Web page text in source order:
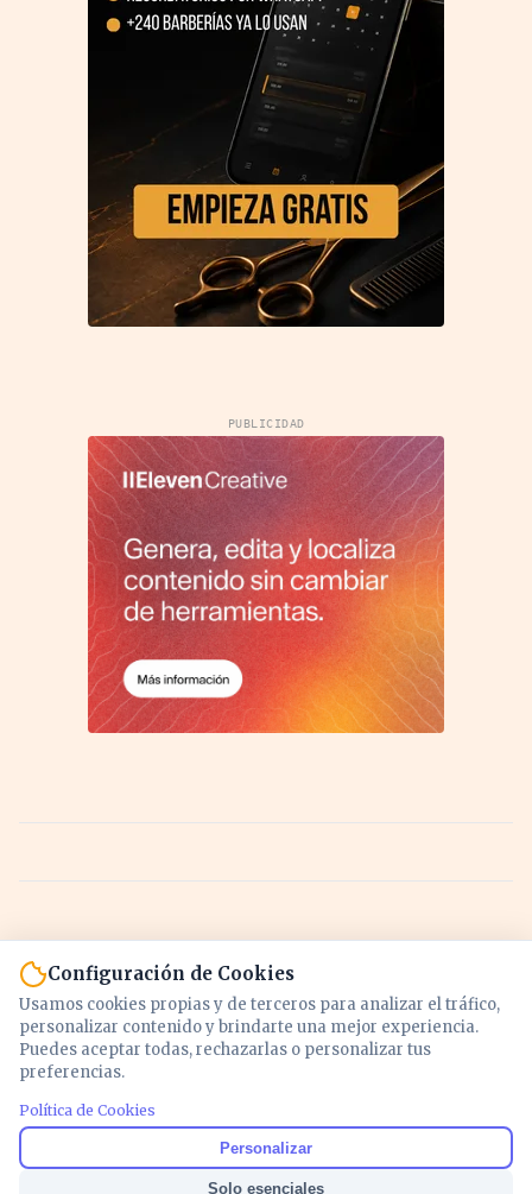
PUBLICIDAD
Noticias y análisis de economía, mercados,
inversión y política. Información actualizada
Configuración de Cookies
Usamos cookies propias y de terceros para analizar el tráfico,
personalizar contenido y brindarte una mejor experiencia.
Puedes aceptar todas, rechazarlas o personalizar tus
preferencias.
Política de Cookies
Personalizar
Solo esenciales